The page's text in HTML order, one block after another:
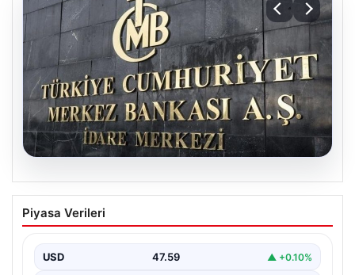
04.08.2026
Nisan Ayı Merkez Bankası Kararı: Tarih
ve Ekonomistlerin Beklentileri
Kurulu’nun Nisan ayı faiz kararını açıklamak üzere
gerçekleştireceği…
Piyasa Verileri
USD 47.59 ▲ +0.10%